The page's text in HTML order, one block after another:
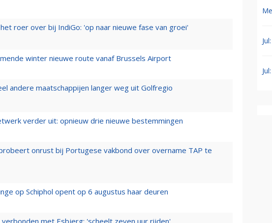
roer over bij IndiGo: 'op naar nieuwe fase van groei'
winter nieuwe route vanaf Brussels Airport
andere maatschappijen langer weg uit Golfregio
verder uit: opnieuw drie nieuwe bestemmingen
onrust bij Portugese vakbond over overname TAP te
op Schiphol opent op 6 augustus haar deuren
verbonden met Esbjerg: 'scheelt zeven uur rijden'